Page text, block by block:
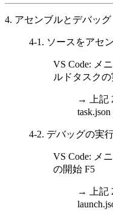
4. アセンブルとデバッグ
4-1. ソースをアセ
VS Code: メ
ルドタスク
→ 上記
4-2. デバッグの実
VS Code: メ
の開始 F5
→ 上記